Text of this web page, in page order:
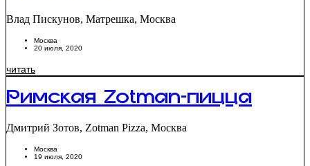
Влад Пискунов, Матрешка, Москва
Москва
20 июля, 2020
читать
Римская Zotman-пицца
Дмитрий Зотов, Zotman Pizza, Москва
Москва
19 июля, 2020